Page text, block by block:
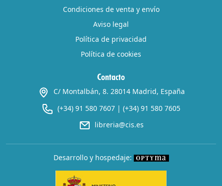
Condiciones de venta y envío
Aviso legal
Política de privacidad
Política de cookies
Contacto
C/ Montalbán, 8. 28014 Madrid, España
(+34) 91 580 7607 | (+34) 91 580 7605
libreria@cis.es
Desarrollo y hospedaje: